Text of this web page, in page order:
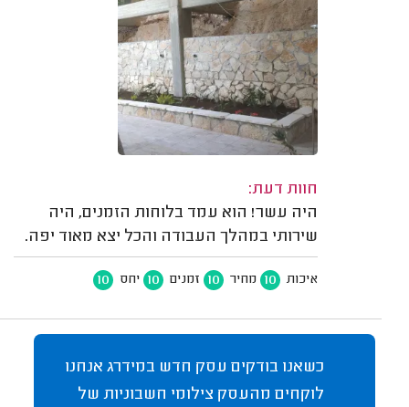
חוות דעת:
היה עשר! הוא עמד בלוחות הזמנים, היה
שירותי במהלך העבודה והכל יצא מאוד יפה.
איכות 10 מחיר 10 זמנים 10 יחס 10
כשאנו בודקים עסק חדש במידרג אנחנו
לוקחים מהעסק צילומי חשבוניות של